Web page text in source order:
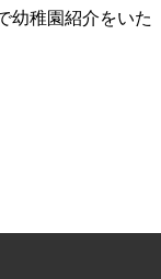
幼稚園紹介をいた